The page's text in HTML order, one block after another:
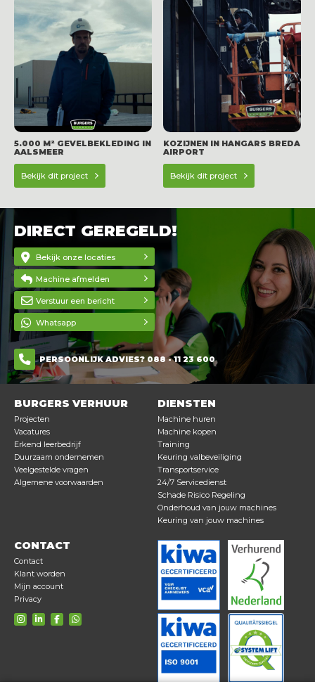
5.000 M² GEVELBEKLEDING IN
AALSMEER
Bekijk dit project
KOZIJNEN IN HANGARS BREDA
AIRPORT
Bekijk dit project
DIRECT GEREGELD!
Bekijk onze locaties
Machine afmelden
Verstuur een bericht
Whatsapp
PERSOONLIJK ADVIES? 088 - 11 23 600
BURGERS VERHUUR
Projecten
Vacatures
Erkend leerbedrijf
Duurzaam ondernemen
Veelgestelde vragen
Algemene voorwaarden
DIENSTEN
Machine huren
Machine kopen
Training
Keuring valbeveiliging
Transportservice
24/7 Servicedienst
Schade Risico Regeling
Onderhoud van jouw machines
Keuring van jouw machines
CONTACT
Contact
Klant worden
Mijn account
Privacy